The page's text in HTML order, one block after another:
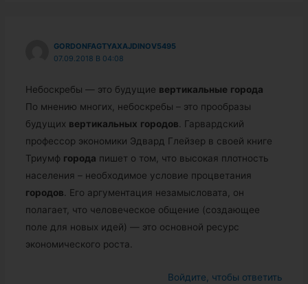
GORDONFAGTYAXAJDINOV5495
07.09.2018 В 04:08
Небоскребы — это будущие вертикальные города
По мнению многих, небоскребы – это прообразы
будущих вертикальных городов . Гарвардский
профессор экономики Эдвард Глейзер в своей книге
Триумф города пишет о том, что высокая плотность
населения – необходимое условие процветания
городов . Его аргументация незамысловата, он
полагает, что человеческое общение (создающее
поле для новых идей) — это основной ресурс
экономического роста.
Войдите, чтобы ответить